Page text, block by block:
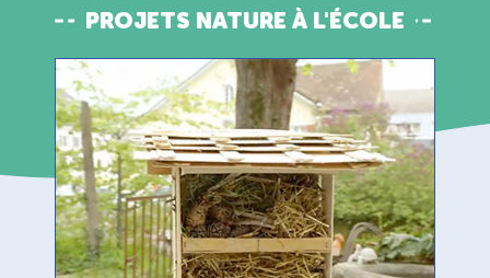
PROJETS NATURE À L'ÉCOLE